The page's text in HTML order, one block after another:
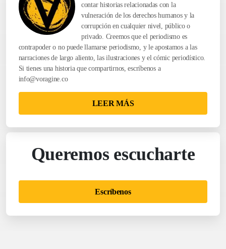
contar historias relacionadas con la
vulneración de los derechos humanos y la
corrupción en cualquier nivel, público o
privado. Creemos que el periodismo es
contrapoder o no puede llamarse periodismo, y le apostamos a las
narraciones de largo aliento, las ilustraciones y el cómic periodístico.
Si tienes una historia que compartirnos, escríbenos a
info@voragine.co
LEER MÁS
Queremos escucharte
Escríbenos